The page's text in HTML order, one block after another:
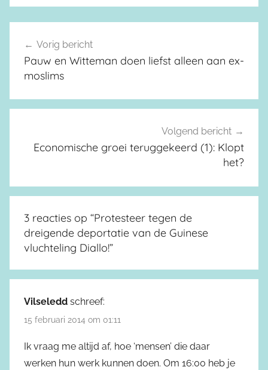
Berichtnavigatie
Vorig bericht
Pauw en Witteman doen liefst alleen aan ex-
moslims
Volgend bericht
Economische groei teruggekeerd (1): Klopt
het?
3 reacties op “Protesteer tegen de
dreigende deportatie van de Guinese
vluchteling Diallo!”
Vilseledd schreef:
15 februari 2014 om 01:11
Ik vraag me altijd af, hoe ‘mensen’ die daar
werken hun werk kunnen doen. Om 16:00 heb je